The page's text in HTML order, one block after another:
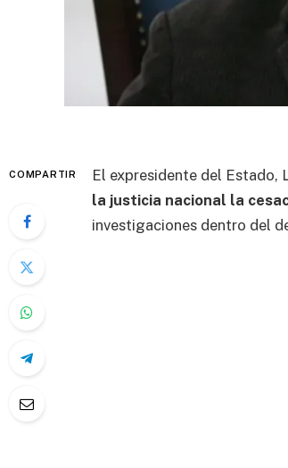
COMPARTIR El expresidente del Estado,
la justicia nacional la
investigaciones dentro del